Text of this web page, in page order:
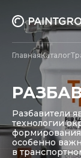
ГлавнаяКаталог
Разбавители
технологии
формирования
особенно
в